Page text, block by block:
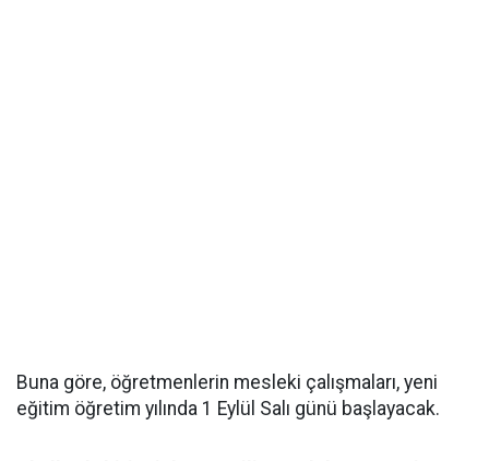
Buna göre, öğretmenlerin mesleki çalışmaları, yeni
eğitim öğretim yılında 1 Eylül Salı günü başlayacak.